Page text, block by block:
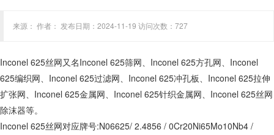
来源： 作者： 发布日期：2024-11-19 访问次数：727
Inconel 625丝网又名Inconel 625筛网、Inconel 625方孔网、Inconel
625编织网、Inconel 625过滤网、Inconel 625冲孔板、Inconel 625拉伸
扩张网、Inconel 625金属网、Inconel 625针织金属网、Inconel 625丝网
除沫器等。
Inconel 625丝网对应牌号:N06625/ 2.4856 / 0Cr20Ni65Mo10Nb4 /